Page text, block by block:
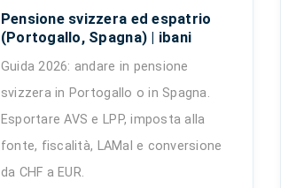
Pensione svizzera ed espatrio
(Portogallo, Spagna) | ibani
Guida 2026: andare in pensione
svizzera in Portogallo o in Spagna.
Esportare AVS e LPP, imposta alla
fonte, fiscalità, LAMal e conversione
da CHF a EUR.